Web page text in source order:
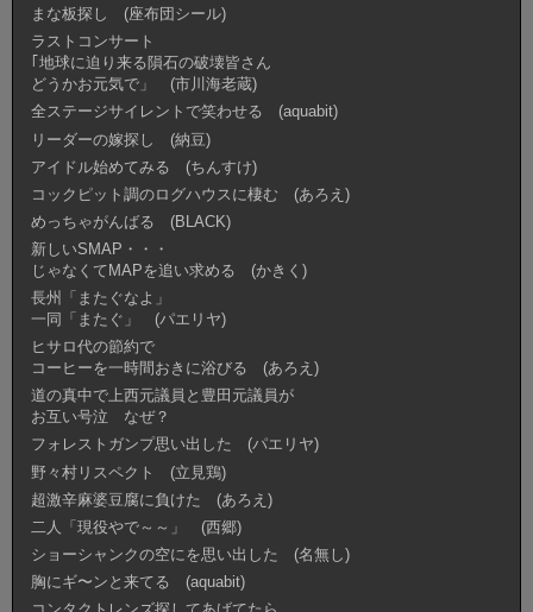
まな板探し (座布団シール)
ラストコンサート
｢地球に迫り来る隕石の破壊皆さん
どうかお元気で」 (市川海老蔵)
全ステージサイレントで笑わせる (aquabit)
リーダーの嫁探し (納豆)
アイドル始めてみる (ちんすけ)
コックピット調のログハウスに棲む (あろえ)
めっちゃがんばる (BLACK)
新しいSMAP・・・
じゃなくてMAPを追い求める (かきく)
長州「またぐなよ」
一同「またぐ」 (パエリヤ)
ヒサロ代の節約で
コーヒーを一時間おきに浴びる (あろえ)
道の真中で上西元議員と豊田元議員が
お互い号泣 なぜ？
フォレストガンプ思い出した (パエリヤ)
野々村リスペクト (立見鶏)
超激辛麻婆豆腐に負けた (あろえ)
二人「現役やで～～」 (西郷)
ショーシャンクの空にを思い出した (名無し)
胸にギ〜ンと来てる (aquabit)